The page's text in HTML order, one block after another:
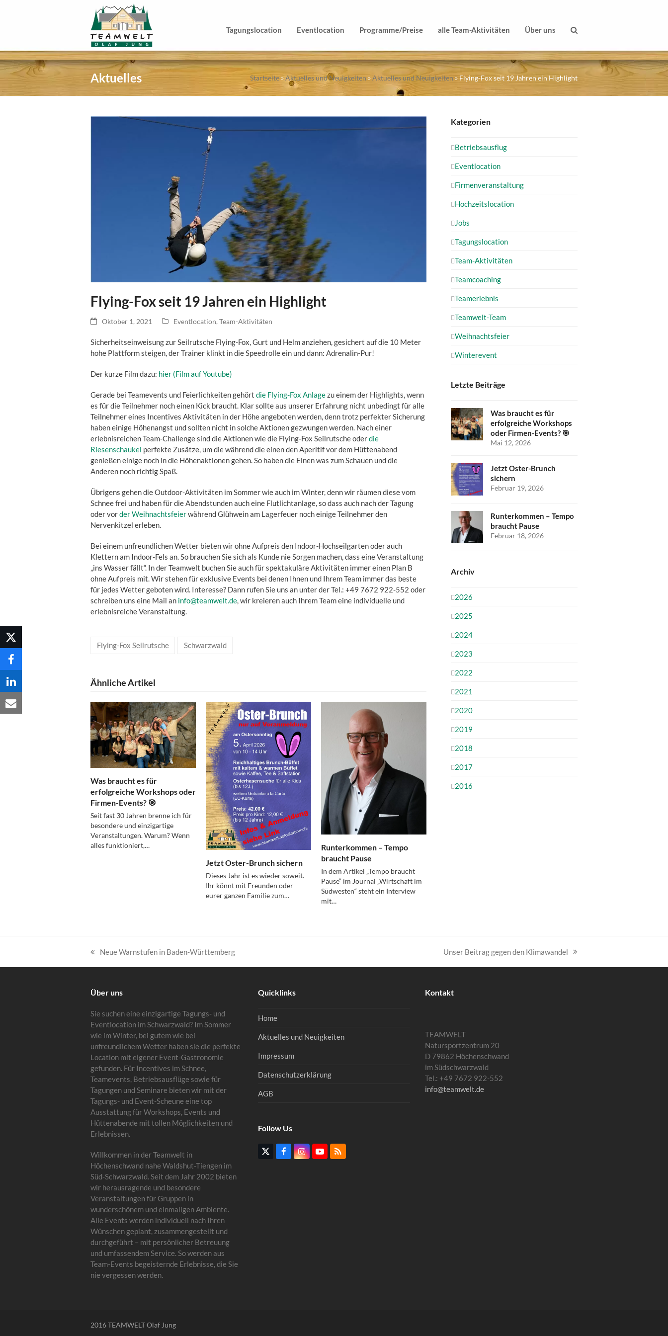
Tagungslocation Eventlocation Programme/Preise alle Team-Aktivitäten Über uns
Aktuelles Startseite »Aktuelles und Neuigkeiten »Aktuelles und Neuigkeiten » Flying-Fox seit 19 Jahren ein Highlight
Flying-Fox seit 19 Jahren ein Highlight
Oktober 1, 2021 Eventlocation, Team-Aktivitäten
Sicherheitseinweisung zur Seilrutsche Flying-Fox, Gurt und Helm anziehen, gesichert auf die 10 Meter
hohe Plattform steigen, der Trainer klinkt in die Speedrolle ein und dann: Adrenalin-Pur!
Der kurze Film dazu: hier (Film auf Youtube)
Gerade bei Teamevents und Feierlichkeiten gehört die Flying-Fox Anlagezu einem der Highlights, wenn
es für die Teilnehmer noch einen Kick braucht. Klar sollte aus unserer Erfahrung nicht unbedingt für alle
Teilnehmer eines Incentives Aktivitäten in der Höhe angeboten werden, denn trotz perfekter Sicherung
haben einige Höhenangst und sollten nicht in solche Aktionen gezwungen werden. Nach einer
erlebnisreichen Team-Challenge sind die Aktionen wie die Flying-Fox Seilrutsche oderdie
Riesenschaukel perfekte Zusätze, um die während die einen den Aperitif vor dem Hüttenabend
genießen einige noch in die Höhenaktionen gehen. So haben die Einen was zum Schauen und die
Anderen noch richtig Spaß.
Übrigens gehen die Outdoor-Aktivitäten im Sommer wie auch im Winter, denn wir räumen diese vom
Schnee frei und haben für die Abendstunden auch eine Flutlichtanlage, so dass auch nach der Tagung
oder vorder Weihnachtsfeierwährend Glühwein am Lagerfeuer noch einige Teilnehmer den
Nervenkitzel erleben.
Bei einem unfreundlichen Wetter bieten wir ohne Aufpreis den Indoor-Hochseilgarten oder auch
Klettern am Indoor-Fels an. So brauchen Sie sich als Kunde nie Sorgen machen, dass eine Veranstaltung
„ins Wasser fällt“. In der Teamwelt buchen Sie auch für spektakuläre Aktivitäten immer einen Plan B
ohne Aufpreis mit. Wir stehen für exklusive Events bei denen Ihnen und Ihrem Team immer das beste
für jedes Wetter geboten wird. Interesse? Dann rufen Sie uns an unter der Tel.: +49 7672 922-552 oder
schreiben uns eine Mail an info@teamwelt.de, wir kreieren auch Ihrem Team eine individuelle und
erlebnisreiche Veranstaltung.
Flying-Fox Seilrutsche Schwarzwald
Ähnliche Artikel
Was braucht es für
erfolgreiche Workshops oder
Firmen-Events? 🎯
Seit fast 30 Jahren brenne ich für
besondere und einzigartige
Veranstaltungen. Warum? Wenn
alles funktioniert,…
Jetzt Oster-Brunch sichern
Dieses Jahr ist es wieder soweit.
Ihr könnt mit Freunden oder
eurer ganzen Familie zum…
Runterkommen – Tempo
braucht Pause
In dem Artikel „Tempo braucht
Pause“ im Journal „Wirtschaft im
Südwesten“ steht ein Interview
mit…
Kategorien
Betriebsausflug
Eventlocation
Firmenveranstaltung
Hochzeitslocation
Jobs
Tagungslocation
Team-Aktivitäten
Teamcoaching
Teamerlebnis
Teamwelt-Team
Weihnachtsfeier
Winterevent
Letzte Beiträge
Was braucht es für
erfolgreiche Workshops
oder Firmen-Events? 🎯
Mai 12, 2026
Jetzt Oster-Brunch
sichern
Februar 19, 2026
Runterkommen – Tempo
braucht Pause
Februar 18, 2026
Archiv
2026
2025
2024
2023
2022
2021
2020
2019
2018
2017
2016
vorheriger
Beitrag:
Neue Warnstufen in Baden-Württemberg
Nächster
Beitrag:
Unser Beitrag gegen den Klimawandel
Über uns
Sie suchen eine einzigartige Tagungs- und
Eventlocation im Schwarzwald? Im Sommer
wie im Winter, bei gutem wie bei
unfreundlichem Wetter haben sie die perfekte
Location mit eigener Event-Gastronomie
gefunden. Für Incentives im Schnee,
Teamevents, Betriebsausflüge sowie für
Tagungen und Seminare bieten wir mit der
Tagungs- und Event-Scheune eine top
Ausstattung für Workshops, Events und
Hüttenabende mit tollen Möglichkeiten und
Erlebnissen.
Willkommen in der Teamwelt in
Höchenschwand nahe Waldshut-Tiengen im
Süd-Schwarzwald. Seit dem Jahr 2002 bieten
wir herausragende und besondere
Veranstaltungen für Gruppen in
wunderschönem und einmaligen Ambiente.
Alle Events werden individuell nach Ihren
Wünschen geplant, zusammengestellt und
durchgeführt – mit persönlicher Betreuung
und umfassendem Service. So werden aus
Team-Events begeisternde Erlebnisse, die Sie
nie vergessen werden.
Quicklinks
Home
Aktuelles und Neuigkeiten
Impressum
Datenschutzerklärung
AGB
Follow Us
TwitterFacebookInstagram
YouTube
RSS
Kontakt
TEAMWELT
Natursportzentrum 20
D 79862 Höchenschwand
im Südschwarzwald
Tel.: +49 7672 922-552
info@teamwelt.de
2016 TEAMWELT Olaf Jung